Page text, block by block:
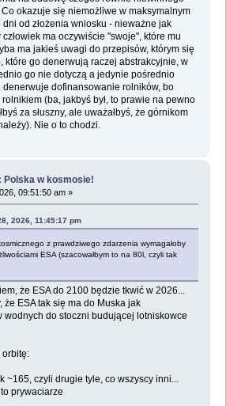
okazuje się niemożliwe w maksymalnym
od złożenia wniosku - nieważne jak
ma oczywiście "swoje", które mu
ma jakieś uwagi do przepisów, którym się
które go denerwują raczej abstrakcyjnie, w
go nie dotyczą a jedynie pośrednio
dofinansowanie rolników, bo
(ba, jakbyś był, to prawie na pewno
za słuszny, ale uważałbyś, że górnikom
Nie o to chodzi.
Polska w kosmosie!
09:51:50 am »
2026, 11:45:17 pm
z prawdziwego zdarzenia wymagałoby
ESA (szacowałbym to na 80l, czyli tak
że ESA do 2100 będzie tkwić w 2026...
że ESA tak się ma do Muska jak
wodnych do stoczni budującej lotniskowce
orbitę:
~165, czyli drugie tyle, co wszyscy inni...
prywaciarze